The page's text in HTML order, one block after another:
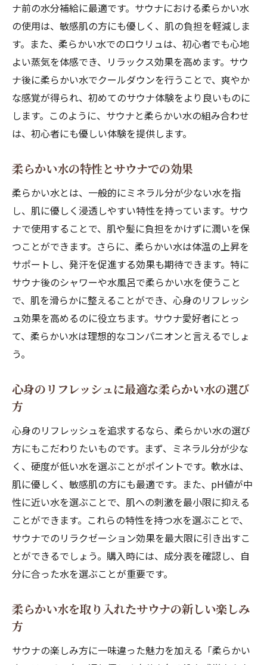
サウナでのリラックスを深める柔らかい水
の役割
柔らかい水がもたらすサウナでの安らぎ
柔らかい水を使ったサウナのメリット
リフレッシュ効果を高める柔らかい水の選
び方
柔らかい水でサウナ時間を特別にするヒン
サウナ前後の準備とケア柔らかい水が鍵を握る
柔らかい水でサウナ前の水分補給を完璧に
サウナ後のケアに最適な柔らかい水の使い
方
柔らかい水を使ったサウナ前後のルーティ
ン
柔らかい水で身体の回復を促進する方法
サウナ体験をより充実させる柔らかい水の
活用
柔らかい水でサウナ後の心地よさを長持ち
外気浴と柔らかい水の組み合わせが生み出す最
強のリフレッシュ
外気浴で柔らかい水がもたらす爽快感
柔らかい水を使った外気浴の実践法
サウナ後の外気浴を柔らかい水でより効果
的に
柔らかい水で外気浴のリラックス効果を引
き出す
外気浴と柔らかい水で心身リフレッシュ
柔らかい水と深い呼吸サウナで心を落ち着ける
柔らかい水と深呼吸で心のバランスを整え
サウナでの呼吸法と柔らかい水の上手な組
ナ前の水分補給に最適です。サウナにおける柔らかい水
の使用は、敏感肌の方にも優しく、肌の負担を軽減しま
す。また、柔らかい水でのロウリュは、初心者でも心地
よい蒸気を体感でき、リラックス効果を高めます。サウ
ナ後に柔らかい水でクールダウンを行うことで、爽やか
な感覚が得られ、初めてのサウナ体験をより良いものに
します。このように、サウナと柔らかい水の組み合わせ
は、初心者にも優しい体験を提供します。
柔らかい水の特性とサウナでの効果
柔らかい水とは、一般的にミネラル分が少ない水を指
し、肌に優しく浸透しやすい特性を持っています。サウ
ナで使用することで、肌や髪に負担をかけずに潤いを保
つことができます。さらに、柔らかい水は体温の上昇を
サポートし、発汗を促進する効果も期待できます。特に
サウナ後のシャワーや水風呂で柔らかい水を使うこと
で、肌を滑らかに整えることができ、心身のリフレッシ
ュ効果を高めるのに役立ちます。サウナ愛好者にとっ
て、柔らかい水は理想的なコンパニオンと言えるでしょ
う。
心身のリフレッシュに最適な柔らかい水の選び
方
心身のリフレッシュを追求するなら、柔らかい水の選び
方にもこだわりたいものです。まず、ミネラル分が少な
く、硬度が低い水を選ぶことがポイントです。軟水は、
肌に優しく、敏感肌の方にも最適です。また、pH値が中
性に近い水を選ぶことで、肌への刺激を最小限に抑える
ことができます。これらの特性を持つ水を選ぶことで、
サウナでのリラクゼーション効果を最大限に引き出すこ
とができるでしょう。購入時には、成分表を確認し、自
分に合った水を選ぶことが重要です。
柔らかい水を取り入れたサウナの新しい楽しみ
方
サウナの楽しみ方に一味違った魅力を加える「柔らかい